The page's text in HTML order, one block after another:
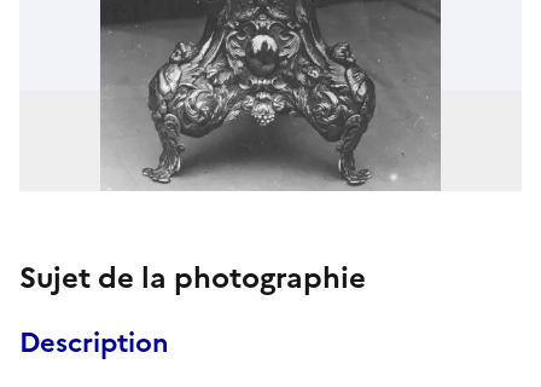
Sujet de la photographie
Description